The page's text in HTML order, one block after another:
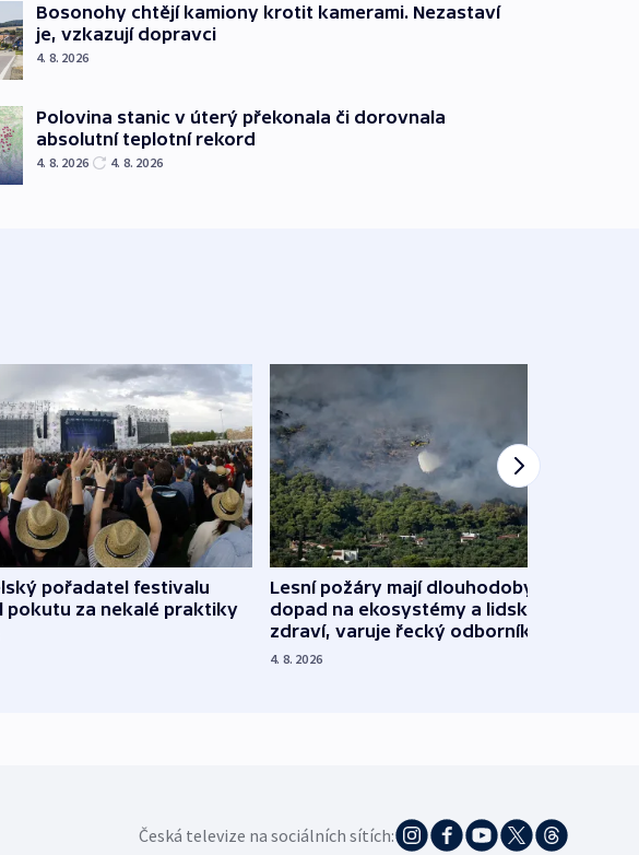
Bosonohy chtějí kamiony krotit kamerami. Nezastaví
je, vzkazují dopravci
4. 8. 2026
Polovina stanic v úterý překonala či dorovnala
absolutní teplotní rekord
4. 8. 2026 4. 8. 2026
pořadatel festivalu
pokutu za nekalé praktiky
Lesní požáry mají dlouhodobý
dopad na ekosystémy a lidské
zdraví, varuje řecký odborník
4. 8. 2026
Česká televize na sociálních sítích: